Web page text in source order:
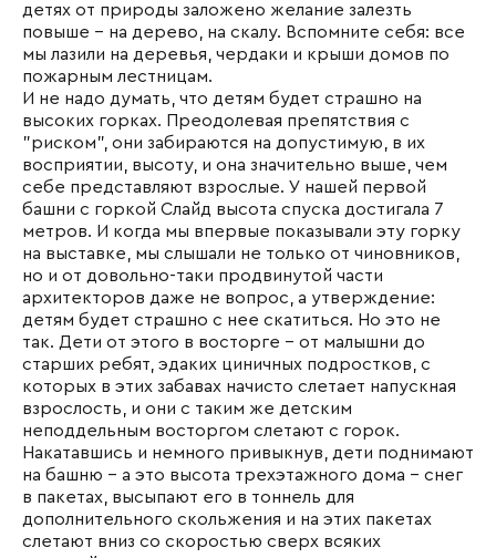
детях от природы заложено желание залезть
повыше - на дерево, на скалу. Вспомните себя: все
мы лазили на деревья, чердаки и крыши домов по
пожарным лестницам.
И не надо думать, что детям будет страшно на
высоких горках. Преодолевая препятствия с
"риском", они забираются на допустимую, в их
восприятии, высоту, и она значительно выше, чем
себе представляют взрослые. У нашей первой
башни с горкой Слайд высота спуска достигала 7
метров. И когда мы впервые показывали эту горку
на выставке, мы слышали не только от чиновников,
но и от довольно-таки продвинутой части
архитекторов даже не вопрос, а утверждение:
детям будет страшно с нее скатиться. Но это не
так. Дети от этого в восторге - от малышни до
старших ребят, эдаких циничных подростков, с
которых в этих забавах начисто слетает напускная
взрослость, и они с таким же детским
неподдельным восторгом слетают с горок.
Накатавшись и немного привыкнув, дети поднимают
на башню - а это высота трехэтажного дома - снег
в пакетах, высыпают его в тоннель для
дополнительного скольжения и на этих пакетах
слетают вниз со скоростью сверх всяких